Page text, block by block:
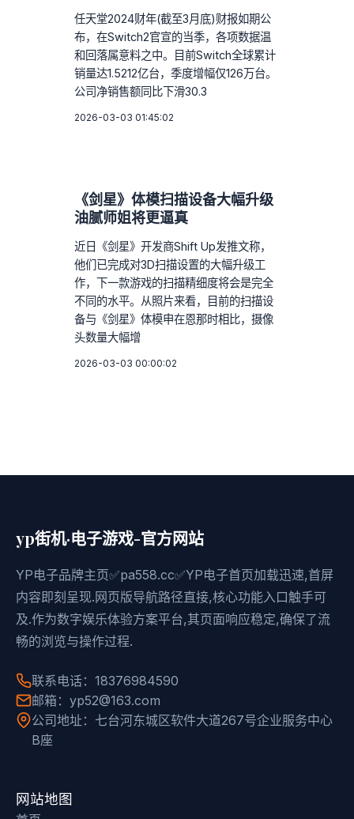
任天堂2024财年(截至3月底)财报如期公
布，在Switch2官宣的当季，各项数据温
和回落属意料之中。目前Switch全球累计
销量达1.5212亿台，季度增幅仅126万台。
公司净销售额同比下滑30.3
2026-03-03 01:45:02
《剑星》体模扫描设备大幅升级
油腻师姐将更逼真
近日《剑星》开发商Shift Up发推文称，
他们已完成对3D扫描设置的大幅升级工
作，下一款游戏的扫描精细度将会是完全
不同的水平。从照片来看，目前的扫描设
备与《剑星》体模申在恩那时相比，摄像
头数量大幅增
2026-03-03 00:00:02
yp街机·电子游戏-官方网站
YP电子品牌主页✅pa558.cc✅YP电子首页加载迅速,首屏
内容即刻呈现.网页版导航路径直接,核心功能入口触手可
及.作为数字娱乐体验方案平台,其页面响应稳定,确保了流
畅的浏览与操作过程.
联系电话：18376984590
邮箱：yp52@163.com
公司地址：七台河东城区软件大道267号企业服务中心
B座
网站地图